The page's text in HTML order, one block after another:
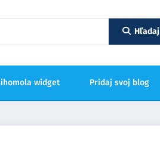
Hľadaj
widget Pridaj svoj blog